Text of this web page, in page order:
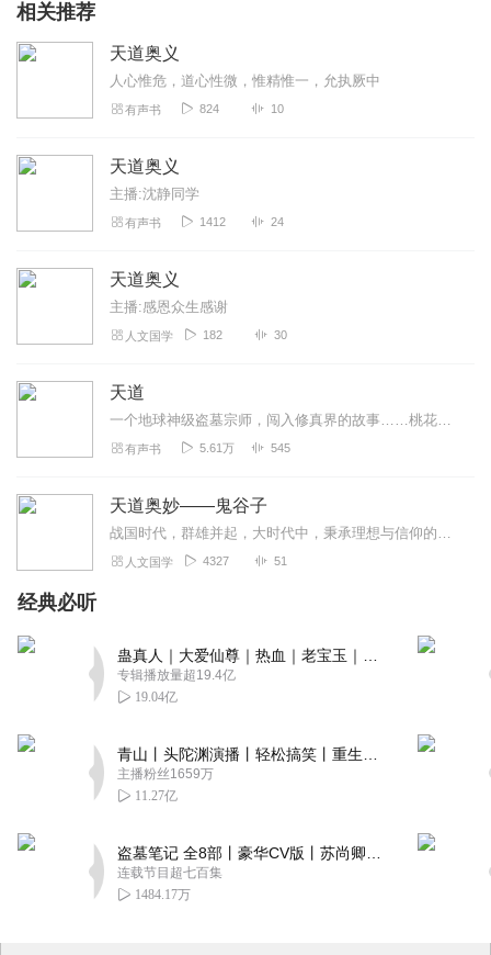
相关推荐
天道奥义
人心惟危，道心性微，惟精惟一，允执厥中
有声书 824 10
天道奥义
主播:沈静同学
有声书 1412 24
天道奥义
主播:感恩众生感谢
人文国学 182 30
天道
一个地球神级盗墓宗师，闯入修真界的故事……桃花源里，有歌声。山外青山，白骨山。五花马，千金裘，倚天剑，应我多情，啾啾鬼鸣，美人薄嗔。天地无垠，谁家旗鼓，...
有声书 5.61万 545
天道奥妙——鬼谷子
战国时代，群雄并起，大时代中，秉承理想与信仰的旷世奇才鬼谷子王禅踏上了勤王强国之路，与门生孙膑、庞涓、苏秦、张仪、商鞅等壮志凌云之士，前赴后继，匡扶...
人文国学 4327 51
经典必听
专辑播放量超19.4亿
19.04亿
主播粉丝1659万
11.27亿
连载节目超七百集
1484.17万